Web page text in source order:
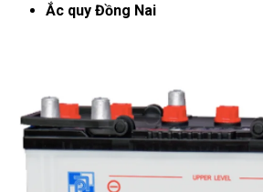
Ắc quy Đồng Nai